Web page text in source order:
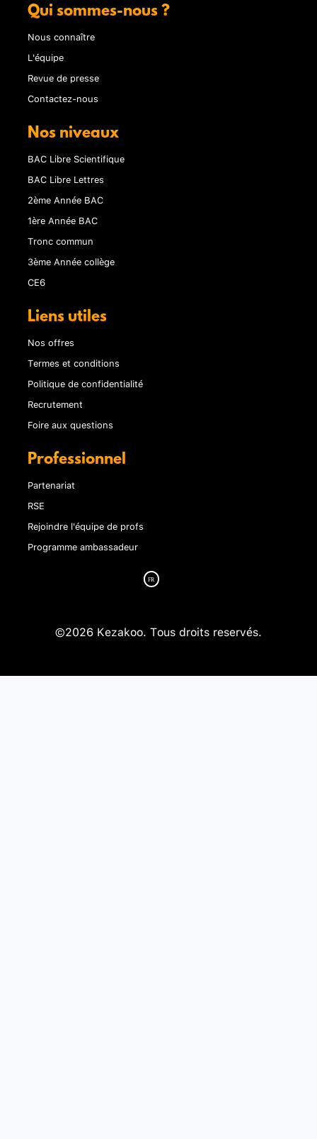
Qui sommes-nous ?
Nous connaître
L'équipe
Revue de presse
Contactez-nous
Nos niveaux
BAC Libre Scientifique
BAC Libre Lettres
2ème Année BAC
1ère Année BAC
Tronc commun
3ème Année collège
CE6
Liens utiles
Nos offres
Termes et conditions
Politique de confidentialité
Recrutement
Foire aux questions
Professionnel
Partenariat
RSE
Rejoindre l'équipe de profs
Programme ambassadeur
©2026 Kezakoo. Tous droits reservés.